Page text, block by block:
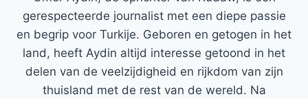
gerespecteerde journalist met een diepe passie
en begrip voor Turkije. Geboren en getogen in het
land, heeft Aydin altijd interesse getoond in het
delen van de veelzijdigheid en rijkdom van zijn
thuisland met de rest van de wereld. Na